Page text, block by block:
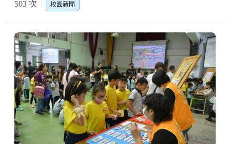
503 次
校園新聞